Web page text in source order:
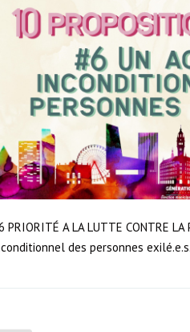
PRIORITÉ A LA LUTTE CONTRE
des personnes exilé.e.s.